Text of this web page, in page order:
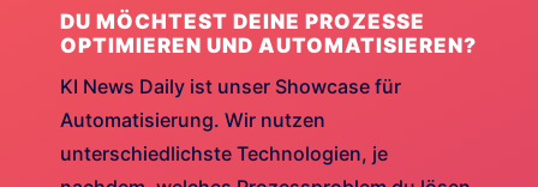
DU MÖCHTEST DEINE PROZESSE
OPTIMIEREN UND AUTOMATISIEREN?
KI News Daily ist unser Showcase für
Automatisierung. Wir nutzen
unterschiedlichste Technologien, je